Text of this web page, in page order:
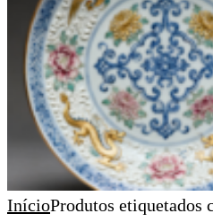
InícioProdutos etiquetados